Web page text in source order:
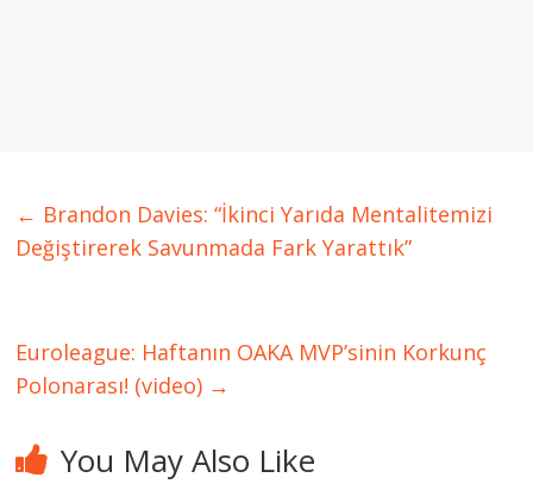
← Brandon Davies: “İkinci Yarıda Mentalitemizi
Değiştirerek Savunmada Fark Yarattık”
Euroleague: Haftanın OAKA MVP’sinin Korkunç
Polonarası! (video) →
You May Also Like